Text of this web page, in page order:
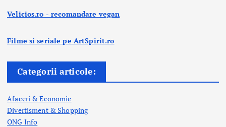
Velicios.ro - recomandare vegan
Filme si seriale pe ArtSpirit.ro
Categorii articole:
Afaceri & Economie
Divertisment & Shopping
ONG Info